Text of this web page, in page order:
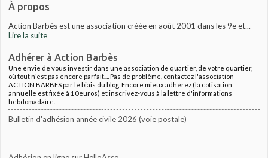
À propos
Action Barbès est une association créée en août 2001 dans les 9e et...
Lire la suite
Adhérer à Action Barbès
Une envie de vous investir dans une association de quartier, de votre quartier,
où tout n'est pas encore parfait.... Pas de problème, contactez l'association
ACTION BARBES par le biais du blog. Encore mieux adhérez (la cotisation
annuelle est fixée à 10euros) et inscrivez-vous à la lettre d'informations
hebdomadaire.
Bulletin d'adhésion année civile 2026 (voie postale)